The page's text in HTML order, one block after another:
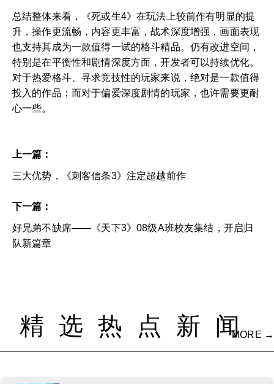
总结整体来看，《死或生4》在玩法上较前作有明显的提
升，操作更流畅，内容更丰富，战术深度增强，画面表现
也支持其成为一款值得一试的格斗精品。仍有改进空间，
特别是在平衡性和剧情深度方面，开发者可以持续优化。
对于热爱格斗、寻求竞技性的玩家来说，绝对是一款值得
投入的作品；而对于偏爱深度剧情的玩家，也许需要更耐
心一些。
上一篇：
三大优势，《刺客信条3》注定超越前作
下一篇：
好兄弟不缺席——《天下3》08级A班校友集结，开启归
队新篇章
精选热点新闻
MORE →